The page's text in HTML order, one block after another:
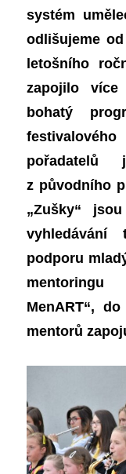
systém
odlišujeme
letošního
zapojilo
bohatý
z původního
„Zušky“
vyhledávání
podporu
MenART“,
mentorů